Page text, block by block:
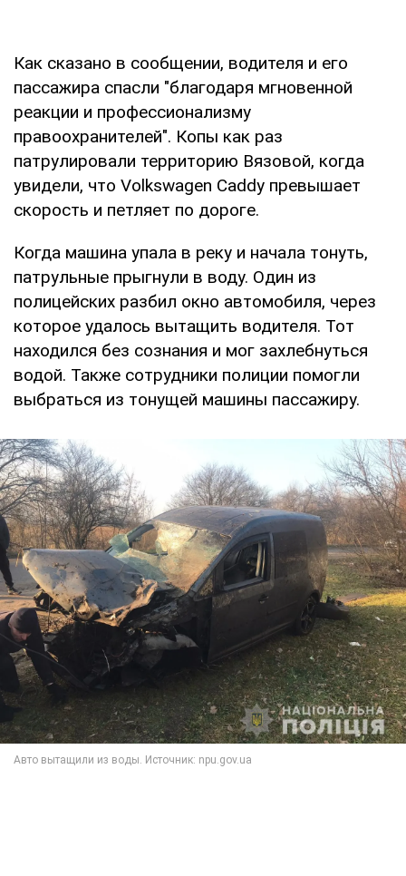
Как сказано в сообщении, водителя и его
пассажира спасли "благодаря мгновенной
реакции и профессионализму
правоохранителей". Копы как раз
патрулировали территорию Вязовой, когда
увидели, что Volkswagen Caddy превышает
скорость и петляет по дороге.
Когда машина упала в реку и начала тонуть,
патрульные прыгнули в воду. Один из
полицейских разбил окно автомобиля, через
которое удалось вытащить водителя. Тот
находился без сознания и мог захлебнуться
водой. Также сотрудники полиции помогли
выбраться из тонущей машины пассажиру.